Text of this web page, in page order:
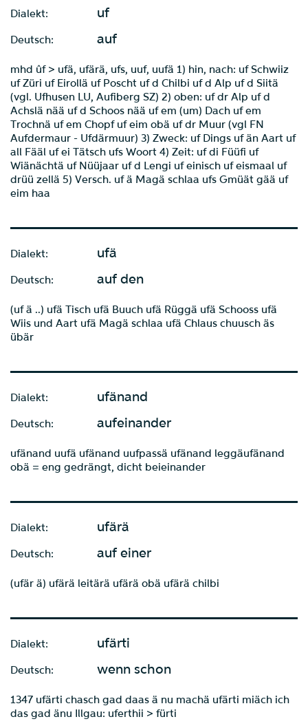
Dialekt: uf
Deutsch: auf
mhd ûf > ufä, ufärä, ufs, uuf, uufä 1) hin, nach: uf Schwiiz
uf Züri uf Eirollä uf Poscht uf d Chilbi uf d Alp uf d Siitä
(vgl. Ufhusen LU, Aufiberg SZ) 2) oben: uf dr Alp uf d
Achslä nää uf d Schoos nää uf em (um) Dach uf em
Trochnä uf em Chopf uf eim obä uf dr Muur (vgl FN
Aufdermaur - Ufdärmuur) 3) Zweck: uf Dings uf än Aart uf
all Fääl uf ei Tätsch ufs Woort 4) Zeit: uf di Füüfi uf
Wiänächtä uf Nüüjaar uf d Lengi uf einisch uf eismaal uf
drüü zellä 5) Versch. uf ä Magä schlaa ufs Gmüät gää uf
eim haa
Dialekt: ufä
Deutsch: auf den
(uf ä ..) ufä Tisch ufä Buuch ufä Rüggä ufä Schooss ufä
Wiis und Aart ufä Magä schlaa ufä Chlaus chuusch äs
übär
Dialekt: ufänand
Deutsch: aufeinander
ufänand uufä ufänand uufpassä ufänand leggäufänand
obä = eng gedrängt, dicht beieinander
Dialekt: ufärä
Deutsch: auf einer
(ufär ä) ufärä leitärä ufärä obä ufärä chilbi
Dialekt: ufärti
Deutsch: wenn schon
1347 ufärti chasch gad daas ä nu machä ufärti miäch ich
das gad änu Illgau: uferthii > fürti